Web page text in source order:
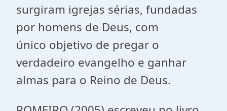
surgiram igrejas sérias, fundadas
por homens de Deus, com
único objetivo de pregar o
verdadeiro evangelho e ganhar
almas para o Reino de Deus.